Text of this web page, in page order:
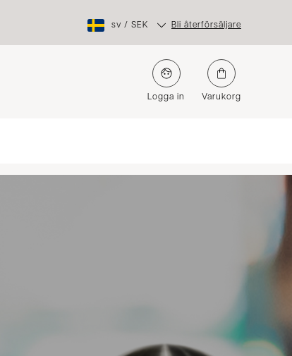
sv / SEK Bli återförsäljare
Logga in Varukorg